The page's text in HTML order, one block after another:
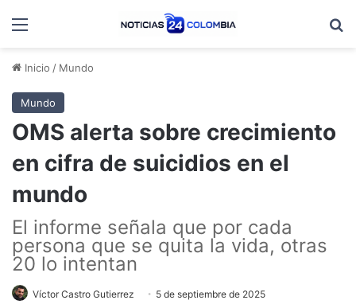
Menú
Inicio / Mundo
Mundo
OMS alerta sobre crecimiento
en cifra de suicidios en el
mundo
El informe señala que por cada
persona que se quita la vida, otras
20 lo intentan
Víctor Castro Gutierrez 5 de septiembre de 2025